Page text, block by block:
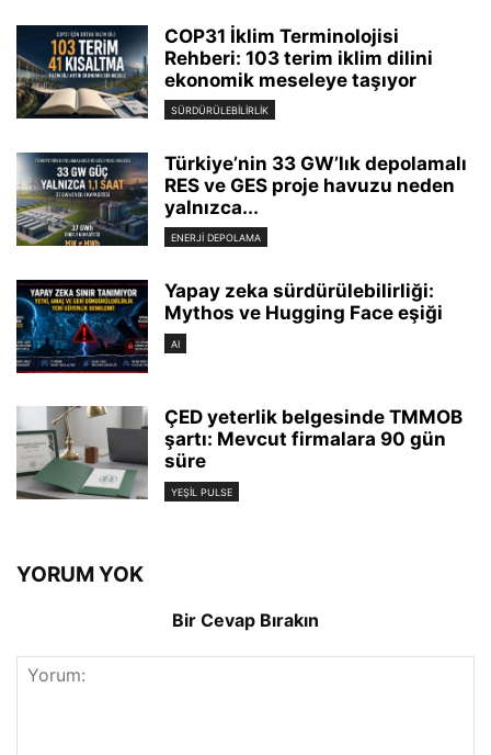
COP31 İklim Terminolojisi
Rehberi: 103 terim iklim dilini
ekonomik meseleye taşıyor
SÜRDÜRÜLEBILIRLIK
Türkiye’nin 33 GW’lık depolamalı
RES ve GES proje havuzu neden
yalnızca...
ENERJI DEPOLAMA
Yapay zeka sürdürülebilirliği:
Mythos ve Hugging Face eşiği
AI
ÇED yeterlik belgesinde TMMOB
şartı: Mevcut firmalara 90 gün
süre
YEŞIL PULSE
YORUM YOK
Bir Cevap Bırakın